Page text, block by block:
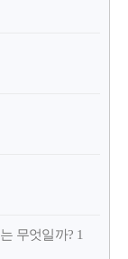
무엇일까? 1